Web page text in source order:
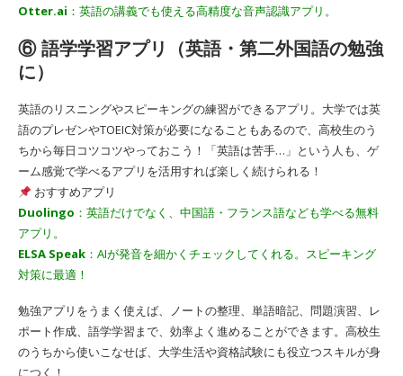
Otter.ai ：英語の講義でも使える高精度な音声認識アプリ。
⑥ 語学学習アプリ（英語・第二外国語の勉強
に）
英語のリスニングやスピーキングの練習ができるアプリ。大学では英
語のプレゼンやTOEIC対策が必要になることもあるので、高校生のう
ちから毎日コツコツやっておこう！「英語は苦手…」という人も、ゲ
ーム感覚で学べるアプリを活用すれば楽しく続けられる！
おすすめアプリ
Duolingo ：英語だけでなく、中国語・フランス語なども学べる無料
アプリ。
ELSA Speak ：AIが発音を細かくチェックしてくれる。スピーキング
対策に最適！
勉強アプリをうまく使えば、ノートの整理、単語暗記、問題演習、レ
ポート作成、語学学習まで、効率よく進めることができます。高校生
のうちから使いこなせば、大学生活や資格試験にも役立つスキルが身
につく！